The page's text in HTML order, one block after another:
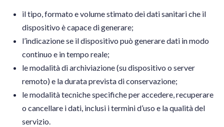
il tipo, formato e volume stimato dei dati sanitari che il
dispositivo è capace di generare;
l’indicazione se il dispositivo può generare dati in modo
continuo e in tempo reale;
le modalità di archiviazione (su dispositivo o server
remoto) e la durata prevista di conservazione;
le modalità tecniche specifiche per accedere, recuperare
o cancellare i dati, inclusi i termini d’uso e la qualità del
servizio.